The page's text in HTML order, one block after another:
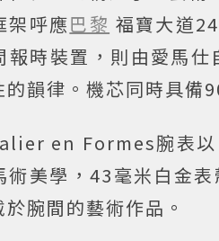
架呼應巴黎 福寶大道
報時裝置，則由愛馬
的韻律。機芯同時具備
en Formes腕表以
術美學，43毫米白金
腕間的藝術作品。